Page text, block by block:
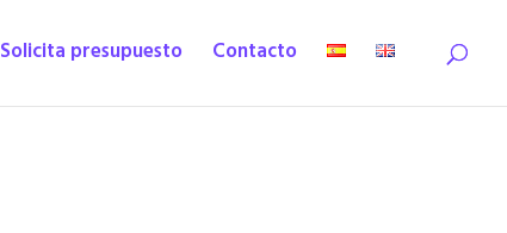
Solicita presupuesto Contacto